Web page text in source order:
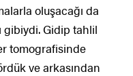
oluşacağı da
gibiydi. Gidip tahlil
tomografisinde
ve arkasından